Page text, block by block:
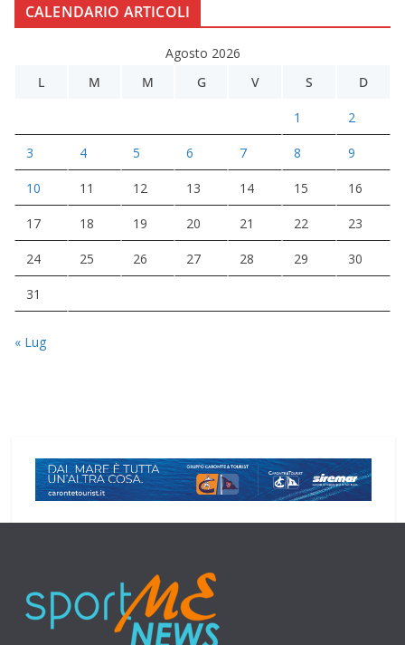
CALENDARIO ARTICOLI
Agosto 2026
L
M M G V S D
1 2
3 4 5 6 7 8 9
10 11 12 13 14 15 16
17 18 19 20 21 22 23
24 25 26 27 28 29 30
31
« Lug